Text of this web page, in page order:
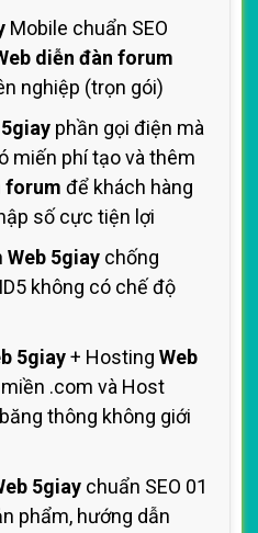
Mobile chuẩn SEO
diễn đàn forum
nghiệp (trọn gói)
phần gọi điện mà
miến phí tạo và thêm
forum để khách hàng
số cực tiện lợi
Web 5giay chống
không có chế độ
5giay+ Hosting Web
miền .com và Host
thông không giới
5giay chuẩn SEO 01
phẩm, hướng dẫn